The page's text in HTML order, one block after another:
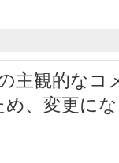
主観的なコ
、変更に